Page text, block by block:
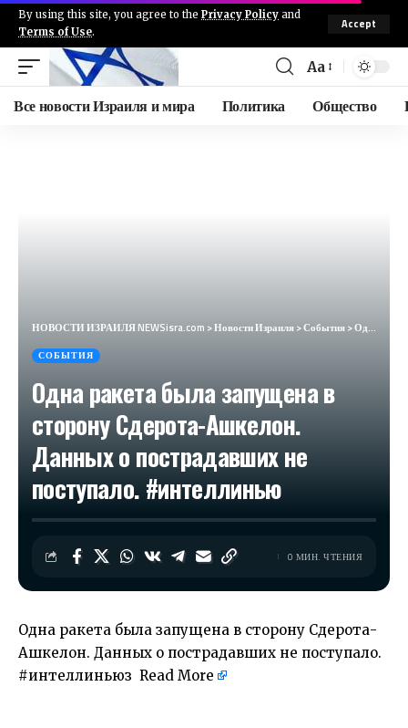
By using this site, you agree to the Privacy Policy and
Terms of Use.
Accept
Aa
Все новости Израиля и мира Политика Общество
НОВОСТИ ИЗРАИЛЯ NEWSisra.com >Новости Израиля>События>Одна ракета была запущена в сторону Сдерота-Ашкелон. Данных о пострадавших не поступало. #интеллинью
СОБЫТИЯ
Одна ракета была запущена в
сторону Сдерота-Ашкелон.
Данных о пострадавших не
поступало. #интеллинью
0 МИН. ЧТЕНИЯ
Одна ракета была запущена в сторону Сдерота-
Ашкелон. Данных о пострадавших не поступало.
#интеллиньюз Read More